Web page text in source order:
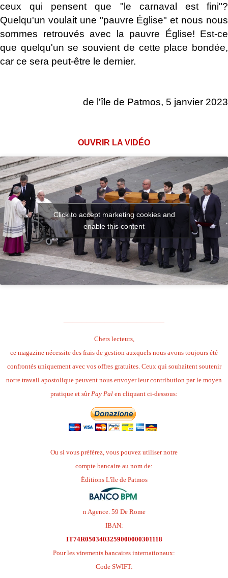
ceux qui pensent que "le carnaval est fini"?
Quelqu'un voulait une "pauvre Église" et nous nous
sommes retrouvés avec la pauvre Église! Est-ce
que quelqu'un se souvient de cette place bondée,
car ce sera peut-être le dernier.
de l'île de Patmos, 5 janvier 2023
OUVRIR LA VIDÉO
.
Click to accept marketing cookies and
enable this content
Chers lecteurs,
ce magazine nécessite des frais de gestion auxquels nous avons toujours été
confrontés uniquement avec vos offres gratuites. Ceux qui souhaitent soutenir
notre travail apostolique peuvent nous envoyer leur contribution par le moyen
pratique et sûr Pay Pal en cliquant ci-dessous:
Ou si vous préférez, vous pouvez utiliser notre
compte bancaire au nom de:
Éditions L'île de Patmos
n Agence. 59 De Rome
IBAN:
IT74R0503403259000000301118
Pour les virements bancaires internationaux:
Code SWIFT: